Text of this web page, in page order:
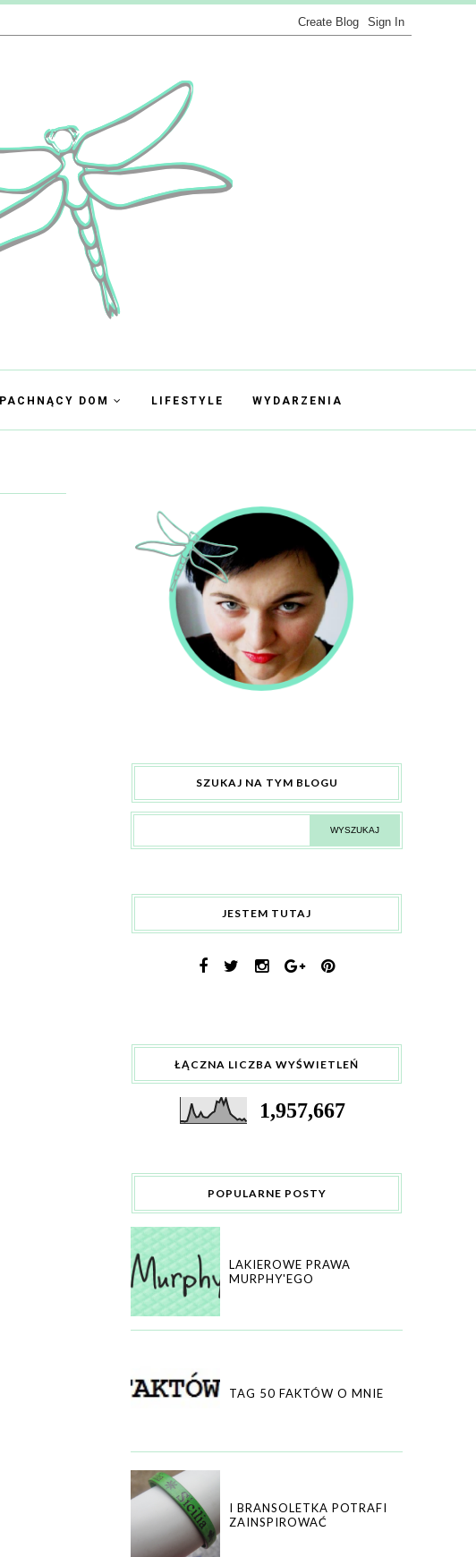
PACHNĄCY DOM LIFESTYLE WYDARZENIA
SZUKAJ NA TYM BLOGU
JESTEM TUTAJ
ŁĄCZNA LICZBA WYŚWIETLEŃ
1,957,667
POPULARNE POSTY
LAKIEROWE PRAWA
MURPHY'EGO
TAG 50 FAKTÓW O MNIE
I BRANSOLETKA POTRAFI
ZAINSPIROWAĆ